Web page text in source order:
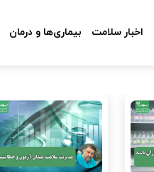
اخبار سلامت بیماری‌ها و درمان